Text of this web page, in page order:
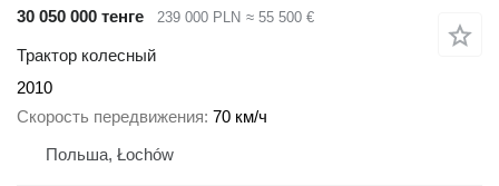
30 050 000 тенге
239 000 PLN ≈ 55 500 €
Трактор колесный
2010
Скорость передвижения 70 км/ч
Польша, Łochów